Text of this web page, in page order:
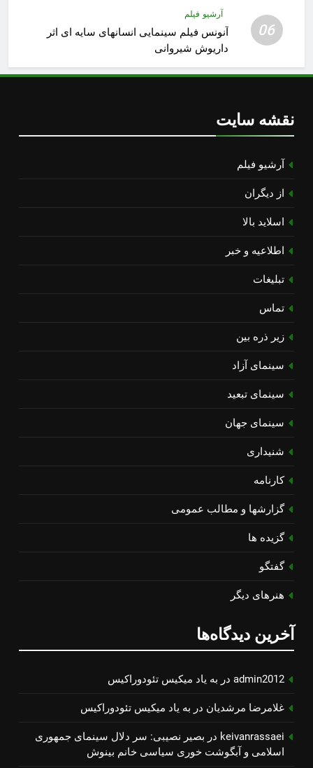
06
آرشیو فیلم
آنونس فیلم سینمایی انسانهای سایه ای اثر
داریوش شیروانی
نقشه سایت
آرشیو فیلم
از دیگران
اسلاید بالا
اطلاعیه و خبر
تبلیغات
تماس
زیر ذره بین
سینمای آزاد
سینمای تبعید
سینمای جهان
شنیداری
کارنامه
گزارشها و مطالب عمومی
گزیده ها
گفتگو
هنرهای دیگر
آخرین دیدگاه‌ها
admin2012 در به یاد میكیس تئودوراكیس
غلامرضا مرشدیان در به یاد میكیس تئودوراكیس
keivanrassaei در بصیر نصیبی: سر دلال سینمای جمهوری
اسلامی و آبگوشت خوری سیاسی خانم بینوش